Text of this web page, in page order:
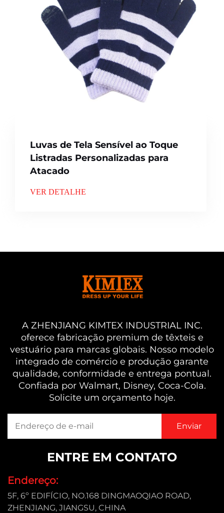
Luvas de Tela Sensível ao Toque
Listradas Personalizadas para
Atacado
VER DETALHE
A ZHENJIANG KIMTEX INDUSTRIAL INC.
oferece fabricação premium de têxteis e
vestuário para marcas globais. Nosso modelo
integrado de comércio e produção garante
qualidade, conformidade e entrega pontual.
Confiada por Walmart, Disney, Coca-Cola.
Solicite um orçamento hoje.
ENTRE EM CONTATO
Endereço:
5F, 6º EDIFÍCIO, NO.168 DINGMAOQIAO ROAD,
ZHENJIANG, JIANGSU, CHINA